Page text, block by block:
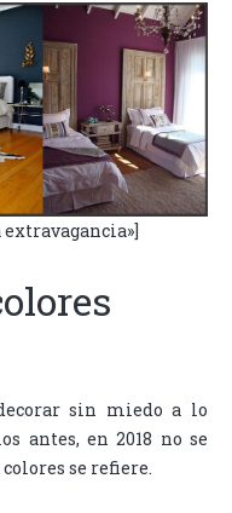
sin miedo a lo
antes, en 2018 no se
se refiere.